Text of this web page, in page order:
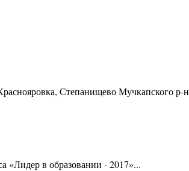
Степанищево Мучкапского р-
«Лидер в образовании - 2017»...